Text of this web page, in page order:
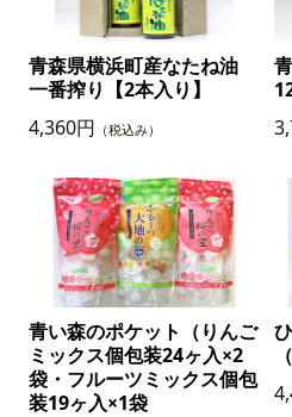
青森県横浜町産なたね油
一番搾り【2本入り】
4,360円 （税込み）
青い森のポケット（りんご
ミックス個包装24ヶ入×2
袋・フルーツミックス個包
装19ヶ入×1袋